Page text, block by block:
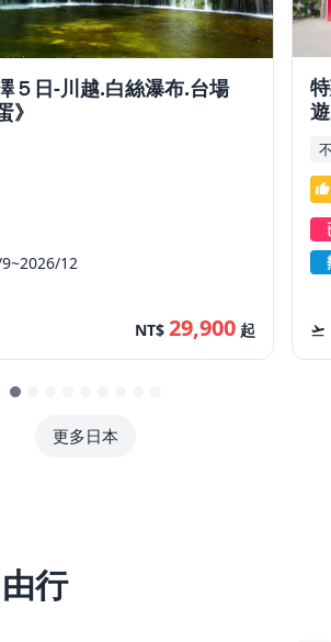
５日-川越.白絲瀑布.台場
》
12
NT$ 29,900 起
thumb_up
flight_takeoff
更多日本
行